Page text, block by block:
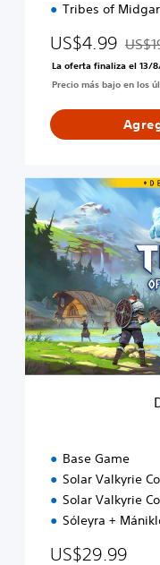
Tribes of
US$4.99
La oferta finaliza el 13/
Precio más bajo en los
D
g
i
D
e
l
u
x
Base Game
Solar Valkyrie
Solar Valkyrie
Sóleyra +
US$29.99